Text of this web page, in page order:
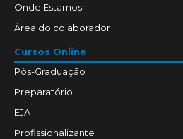
Onde Estamos
Área do colaborador
Cursos Online
Pós-Graduação
Preparatório
EJA
Profissionalizante